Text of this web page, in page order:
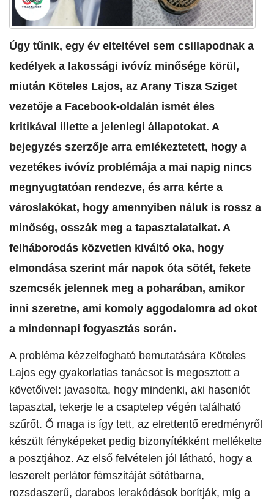
​Úgy tűnik, egy év elteltével sem csillapodnak a
kedélyek a lakossági ivóvíz minősége körül,
miután Köteles Lajos, az Arany Tisza Sziget
vezetője a Facebook-oldalán ismét éles
kritikával illette a jelenlegi állapotokat. A
bejegyzés szerzője arra emlékeztetett, hogy a
vezetékes ivóvíz problémája a mai napig nincs
megnyugtatóan rendezve, és arra kérte a
városlakókat, hogy amennyiben náluk is rossz a
minőség, osszák meg a tapasztalataikat. A
felháborodás közvetlen kiváltó oka, hogy
elmondása szerint már napok óta sötét, fekete
szemcsék jelennek meg a poharában, amikor
inni szeretne, ami komoly aggodalomra ad okot
a mindennapi fogyasztás során.
A probléma kézzelfogható bemutatására Köteles
Lajos egy gyakorlatias tanácsot is megosztott a
követőivel: javasolta, hogy mindenki, aki hasonlót
tapasztal, tekerje le a csaptelep végén található
szűrőt. Ő maga is így tett, az elrettentő eredményről
készült fényképeket pedig bizonyítékként mellékelte
a posztjához. Az első felvételen jól látható, hogy a
leszerelt perlátor fémszitáját sötétbarna,
rozsdaszerű, darabos lerakódások borítják, míg a